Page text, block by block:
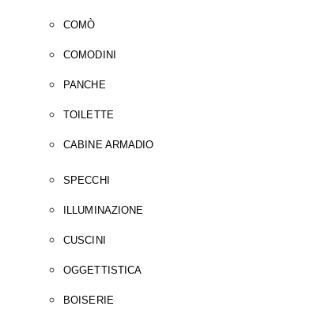
COMÒ
COMODINI
PANCHE
TOILETTE
CABINE ARMADIO
SPECCHI
ILLUMINAZIONE
CUSCINI
OGGETTISTICA
BOISERIE